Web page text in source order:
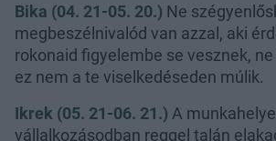
Bika (04. 21-05. 20.) Ne
megbeszélnivalód van azzal, aki
rokonaid figyelembe se vesznek,
ez nem a te viselkedéseden múlik.
Ikrek (05. 21-06. 21.) A
vállalkozásodban reggel talán